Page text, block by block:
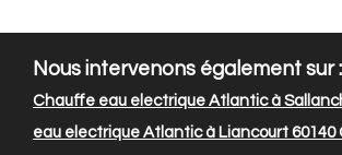
Nous intervenons également sur :
Chauffe eau electrique Atlantic à
eau electrique Atlantic à Liancourt 60140